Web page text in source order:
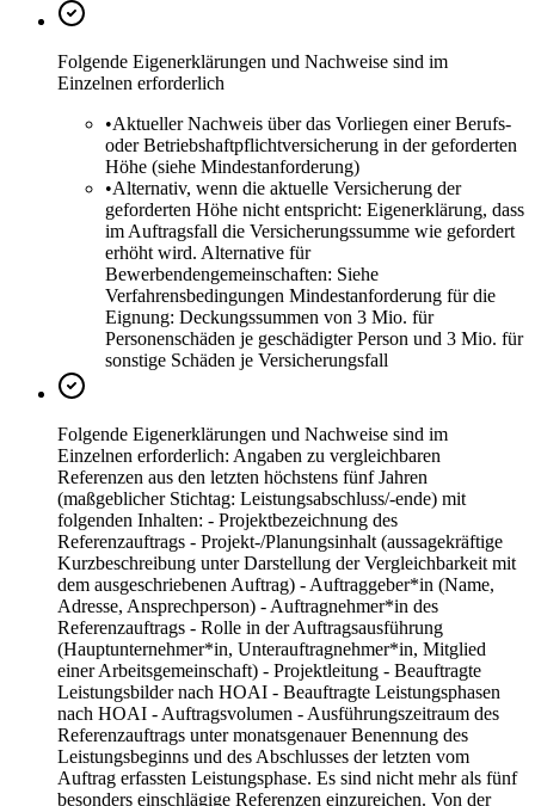
Folgende Eigenerklärungen und Nachweise sind im
Einzelnen erforderlich
•Aktueller Nachweis über das Vorliegen einer Berufs-
oder Betriebshaftpflichtversicherung in der geforderten
Höhe (siehe Mindestanforderung)
•Alternativ, wenn die aktuelle Versicherung der
geforderten Höhe nicht entspricht: Eigenerklärung, dass
im Auftragsfall die Versicherungssumme wie gefordert
erhöht wird. Alternative für
Bewerbendengemeinschaften: Siehe
Verfahrensbedingungen Mindestanforderung für die
Eignung: Deckungssummen von 3 Mio. für
Personenschäden je geschädigter Person und 3 Mio. für
sonstige Schäden je Versicherungsfall
Folgende Eigenerklärungen und Nachweise sind im
Einzelnen erforderlich: Angaben zu vergleichbaren
Referenzen aus den letzten höchstens fünf Jahren
(maßgeblicher Stichtag: Leistungsabschluss/-ende) mit
folgenden Inhalten: - Projektbezeichnung des
Referenzauftrags - Projekt-/Planungsinhalt (aussagekräftige
Kurzbeschreibung unter Darstellung der Vergleichbarkeit mit
dem ausgeschriebenen Auftrag) - Auftraggeber*in (Name,
Adresse, Ansprechperson) - Auftragnehmer*in des
Referenzauftrags - Rolle in der Auftragsausführung
(Hauptunternehmer*in, Unterauftragnehmer*in, Mitglied
einer Arbeitsgemeinschaft) - Projektleitung - Beauftragte
Leistungsbilder nach HOAI - Beauftragte Leistungsphasen
nach HOAI - Auftragsvolumen - Ausführungszeitraum des
Referenzauftrags unter monatsgenauer Benennung des
Leistungsbeginns und des Abschlusses der letzten vom
Auftrag erfassten Leistungsphase. Es sind nicht mehr als fünf
besonders einschlägige Referenzen einzureichen. Von der